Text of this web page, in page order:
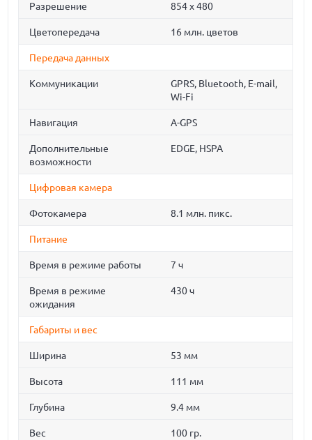
Разрешение 854 x 480
Цветопередача 16 млн. цветов
Передача данных
Коммуникации
GPRS, Bluetooth, E-mail,
Wi-Fi
Навигация A-GPS
Дополнительные
возможности
EDGE, HSPA
Цифровая камера
Фотокамера 8.1 млн. пикс.
Питание
Время в режиме работы 7 ч
Время в режиме
ожидания
430 ч
Габариты и вес
Ширина 53 мм
Высота 111 мм
Глубина 9.4 мм
Вес 100 гр.